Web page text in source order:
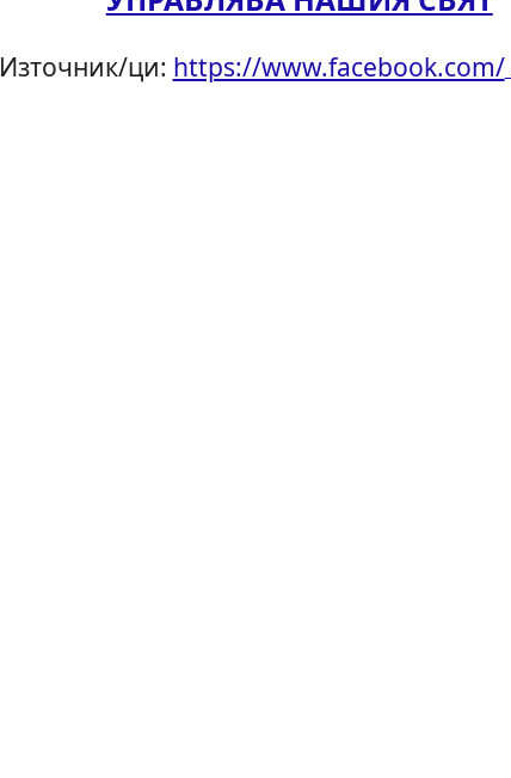
Източник/ци: https://www.facebook.com/